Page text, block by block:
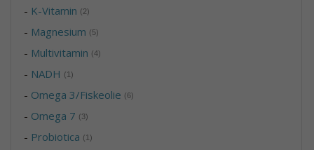
- K-Vitamin (2)
- Magnesium (5)
- Multivitamin (4)
- NADH (1)
- Omega 3/Fiskeolie (6)
- Omega 7 (3)
- Probiotica (1)